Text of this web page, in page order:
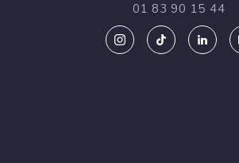
01 83 90 15 44